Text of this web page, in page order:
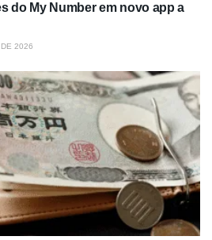
do My Number em novo app a
2026